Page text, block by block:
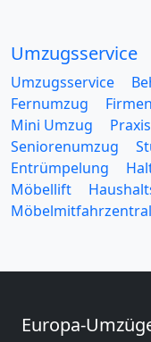
Umzugsservice
Umzugsservice
Fernumzug
Mini Umzug
Seniorenumzug
Entrümpelung
Möbellift
Europa-